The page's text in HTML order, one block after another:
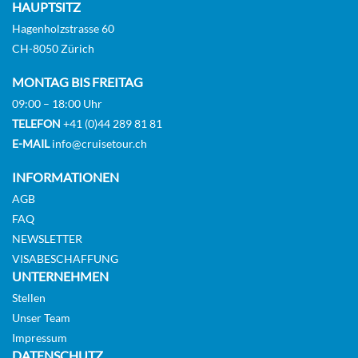
Horizon Deck
HAUPTSITZ
Hagenholzstrasse 60
CH-8050 Zürich
MONTAG BIS FREITAG
09:00 – 18:00 Uhr
TELEFON +41 (0)44 289 81 81
E-MAILinfo@cruisetour.ch
INFORMATIONEN
AGB
FAQ
NEWSLETTER
VISABESCHAFFUNG
UNTERNEHMEN
Stellen
Unser Team
Impressum
DATENSCHUTZ